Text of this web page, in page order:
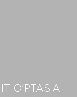
O'PTASIA